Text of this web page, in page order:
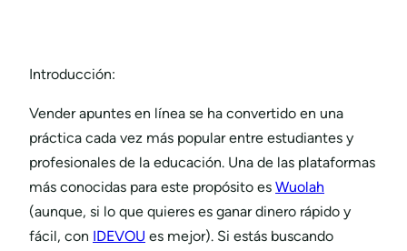
Introducción:
Vender apuntes en línea se ha convertido en una
práctica cada vez más popular entre estudiantes y
profesionales de la educación. Una de las plataformas
más conocidas para este propósito es Wuolah
(aunque, si lo que quieres es ganar dinero rápido y
fácil, con IDEVOU es mejor). Si estás buscando